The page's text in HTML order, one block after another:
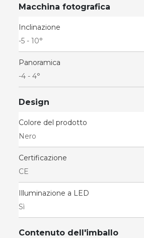
Macchina fotografica
Inclinazione
-5 - 10°
Panoramica
-4 - 4°
Design
Colore del prodotto
Nero
Certificazione
CE
Illuminazione a LED
Sì
Contenuto dell'imballo